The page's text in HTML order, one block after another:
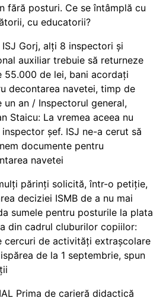
fără posturi. Ce se întâmplă cu
cu educatorii?
ISJ Gorj, alți 8 inspectori și
auxiliar trebuie să returneze
55.000 de lei, bani acordați
decontarea navetei, timp de
un an / Inspectorul general,
Staicu: La vremea aceea nu
inspector șef. ISJ ne-a cerut să
documente pentru
navetei
părinți solicită, într-o petiție,
deciziei ISMB de a nu mai
sumele pentru posturile la plata
din cadrul cluburilor copiilor:
cercuri de activități extrașcolare
de la 1 septembrie, spun
Prima de carieră didactică